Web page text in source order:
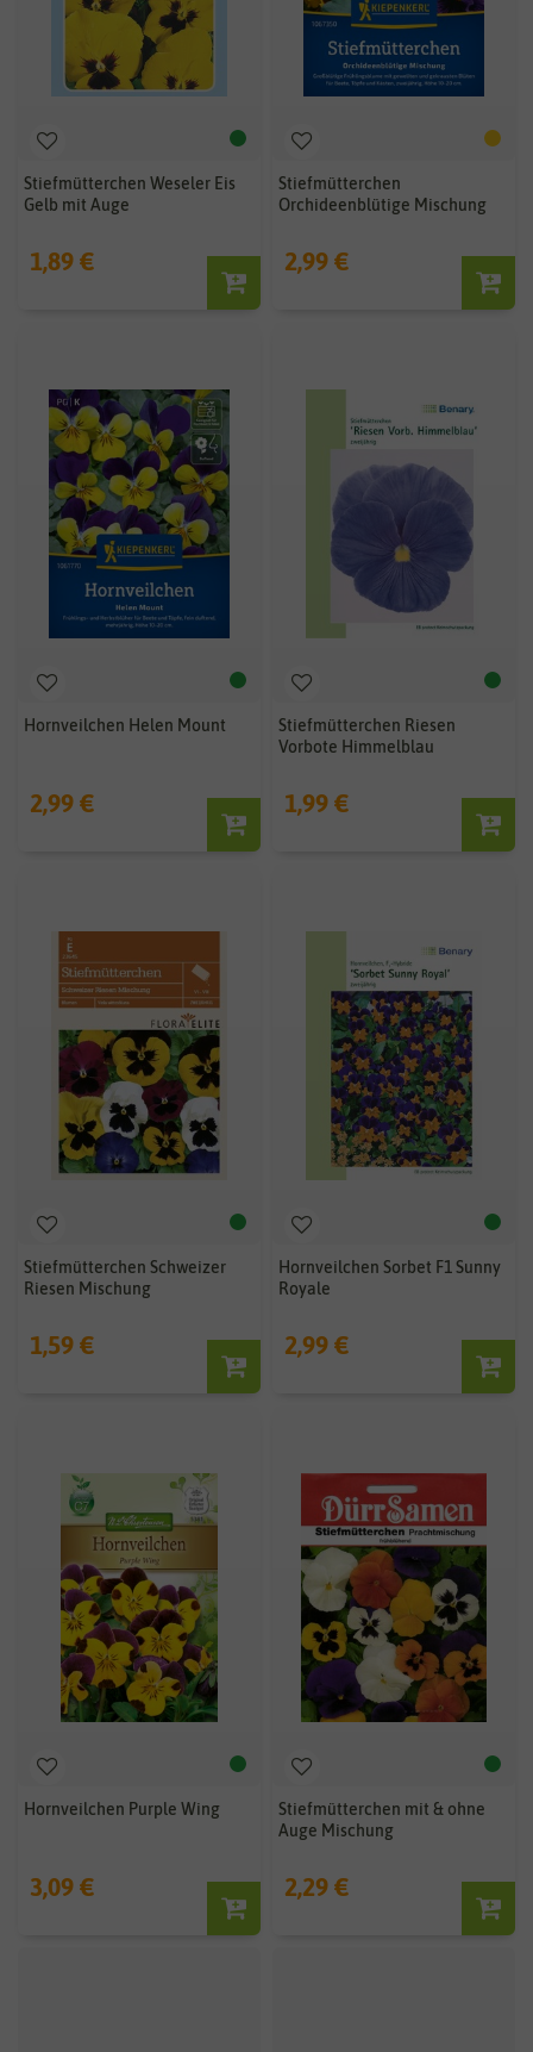
Stiefmütterchen Weseler Eis
Gelb mit Auge
1,89 €
Stiefmütterchen
Orchideenblütige Mischung
2,99 €
Hornveilchen Helen Mount
2,99 €
Stiefmütterchen Riesen
Vorbote Himmelblau
1,99 €
Stiefmütterchen Schweizer
Riesen Mischung
1,59 €
Hornveilchen Sorbet F1 Sunny
Royale
2,99 €
Hornveilchen Purple Wing
3,09 €
Stiefmütterchen mit & ohne
Auge Mischung
2,29 €